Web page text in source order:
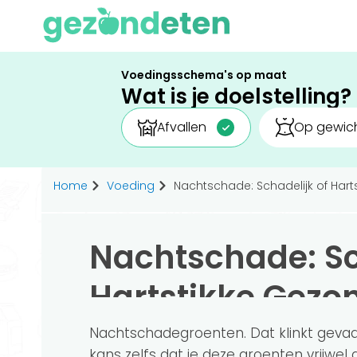
Voedingsschema's op maat
Wat is je doelstelling?
Afvallen Op
Home Voeding Nachtschade: Schadelijk of
Nachtschade:
Hartstikke
Nachtschadegroenten. Dat klinkt